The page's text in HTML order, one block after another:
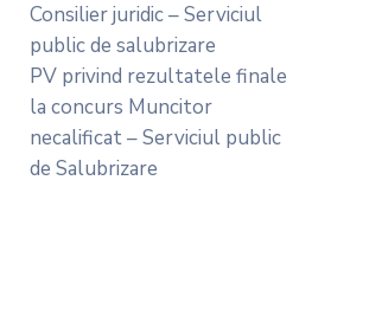
Consilier juridic – Serviciul
public de salubrizare
PV privind rezultatele finale
la concurs Muncitor
necalificat – Serviciul public
de Salubrizare